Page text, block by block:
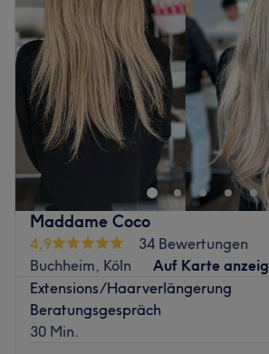
Maddame Coco
4,9
34 Bewertungen
Buchheim, Köln
Auf Karte
Extensions/Haarverlängerung
Beratungsgespräch
30 Min.